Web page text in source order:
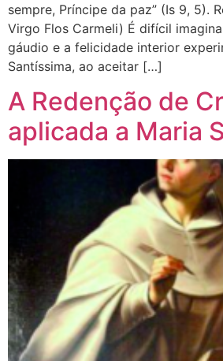
sempre, Príncipe da paz” (Is 9, 5).
Virgo Flos Carmeli) É difícil
gáudio e a felicidade interior
Santíssima, ao aceitar […]
A Redenção de
aplicada a Maria